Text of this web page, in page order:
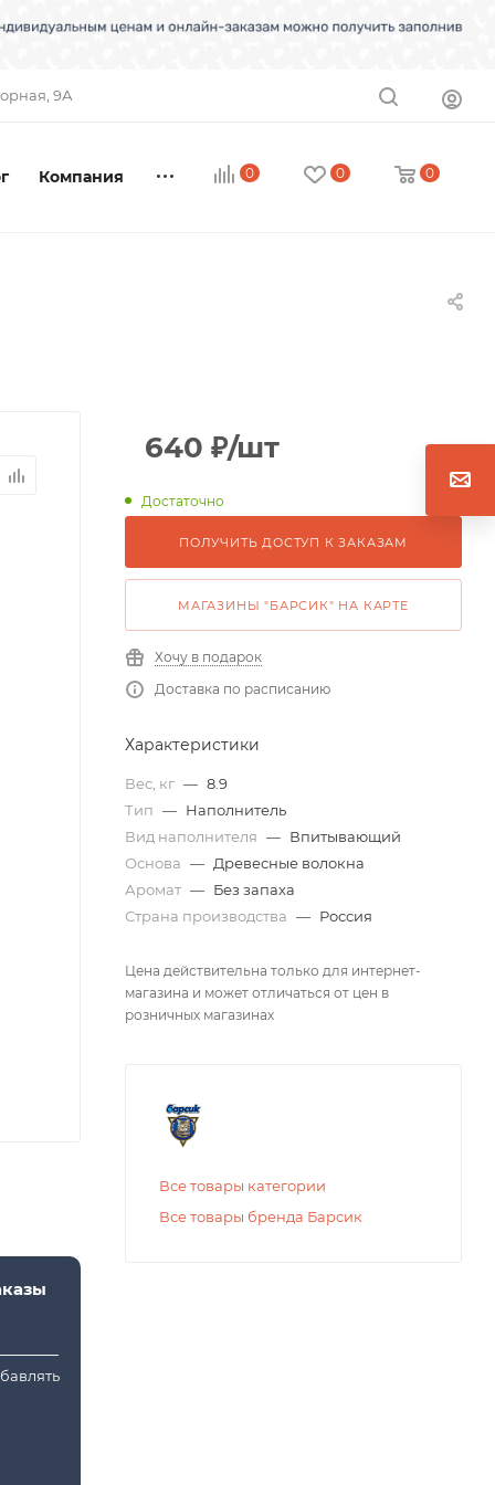
9А
0 0 0
Компания
640 ₽/шт
Достаточно
ПОЛУЧИТЬ ДОСТУП К ЗАКАЗАМ
МАГАЗИНЫ "БАРСИК" НА КАРТЕ
Хочу в подарок
Доставка по расписанию
Характеристики
Вес, кг — 8.9
Тип — Наполнитель
Вид наполнителя — Впитывающий
Основа — Древесные волокна
Аромат — Без запаха
Страна производства — Россия
Цена действительна только для интернет-
магазина и может отличаться от цен в
розничных магазинах
Все товары категории
Все товары бренда Барсик